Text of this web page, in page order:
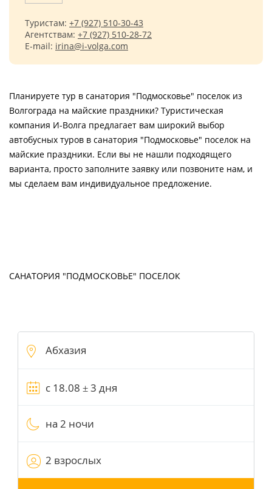
Туристам: +7 (927) 510-30-43
Агентствам: +7 (927) 510-28-72
E-mail: irina@i-volga.com
Планируете тур в санатория "Подмосковье" поселок из
Волгограда на майские праздники? Туристическая
компания И-Волга предлагает вам широкий выбор
автобусных туров в санатория "Подмосковье" поселок на
майские праздники. Если вы не нашли подходящего
варианта, просто заполните заявку или позвоните нам, и
мы сделаем вам индивидуальное предложение.
САНАТОРИЯ "ПОДМОСКОВЬЕ" ПОСЕЛОК
на 2 ночи
2 взрослых